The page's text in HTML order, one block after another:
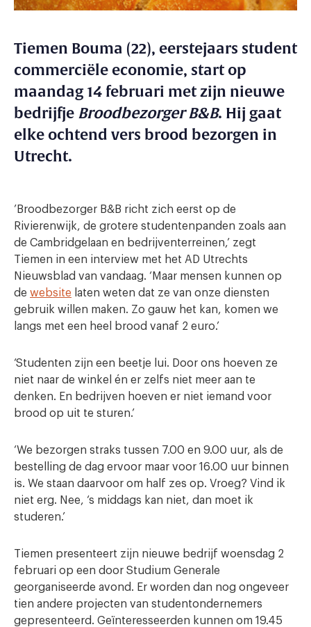
Tiemen Bouma (22), eerstejaars student
commerciële economie, start op
maandag 14 februari met zijn nieuwe
bedrijfje Broodbezorger B&B. Hij gaat
elke ochtend vers brood bezorgen in
Utrecht.
’Broodbezorger B&B richt zich eerst op de
Rivierenwijk, de grotere studentenpanden zoals aan
de Cambridgelaan en bedrijventerreinen,’ zegt
Tiemen in een interview met het AD Utrechts
Nieuwsblad van vandaag. ‘Maar mensen kunnen op
de website laten weten dat ze van onze diensten
gebruik willen maken. Zo gauw het kan, komen we
langs met een heel brood vanaf 2 euro.’
‘Studenten zijn een beetje lui. Door ons hoeven ze
niet naar de winkel én er zelfs niet meer aan te
denken. En bedrijven hoeven er niet iemand voor
brood op uit te sturen.’
‘We bezorgen straks tussen 7.00 en 9.00 uur, als de
bestelling de dag ervoor maar voor 16.00 uur binnen
is. We staan daarvoor om half zes op. Vroeg? Vind ik
niet erg. Nee, ‘s middags kan niet, dan moet ik
studeren.’
Tiemen presenteert zijn nieuwe bedrijf woensdag 2
februari op een door Studium Generale
georganiseerde avond. Er worden dan nog ongeveer
tien andere projecten van studentondernemers
gepresenteerd. Geïnteresseerden kunnen om 19.45